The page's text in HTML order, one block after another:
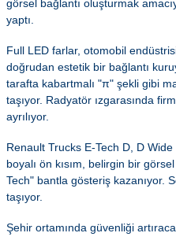
görsel bağlantı oluşturmak
yaptı.
Full LED farlar, otomobil
doğrudan estetik bir bağlantı
tarafta kabartmalı "π" şekli gibi
taşıyor. Radyatör ızgarasında
ayrılıyor.
Renault Trucks E-Tech D, D
boyalı ön kısım, belirgin bir
Tech" bantla gösteriş kazanıyor.
taşıyor.
Şehir ortamında güvenliği